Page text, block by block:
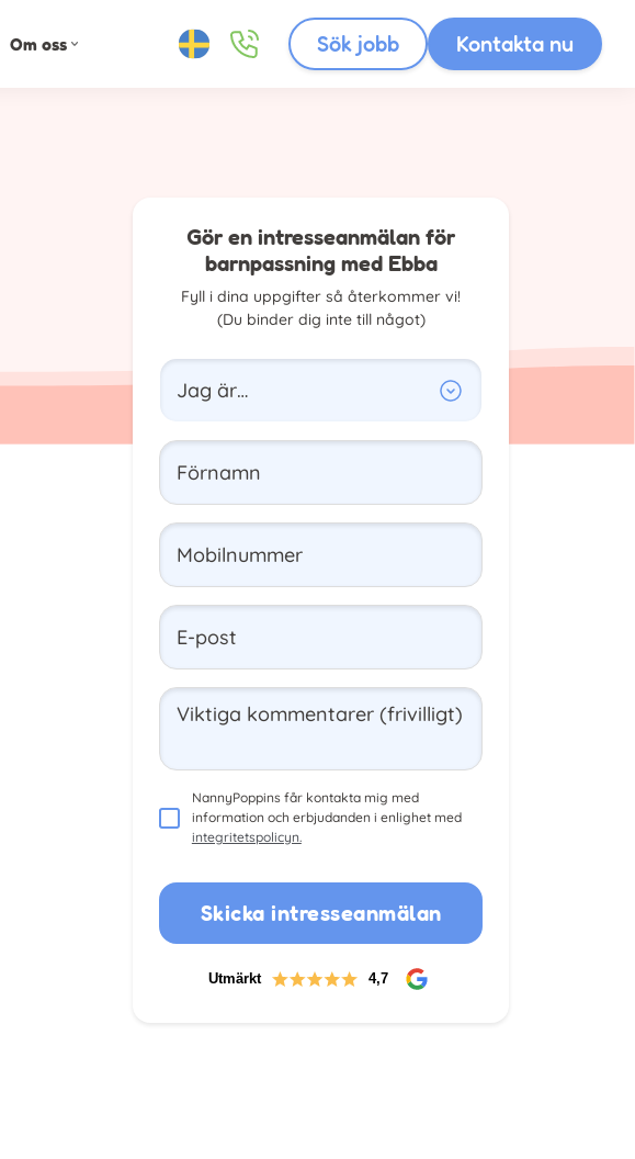
Om oss Sök jobb Kontakta nu
Gör en intresseanmälan för
barnpassning med Ebba
Fyll i dina uppgifter så återkommer vi!
(Du binder dig inte till något)
Jag är…
Förnamn
Mobilnummer
E-post
Viktiga kommentarer (frivilligt)
NannyPoppins får kontakta mig med
information och erbjudanden i enlighet med
integritetspolicyn.
Skicka intresseanmälan
Utmärkt 4,7